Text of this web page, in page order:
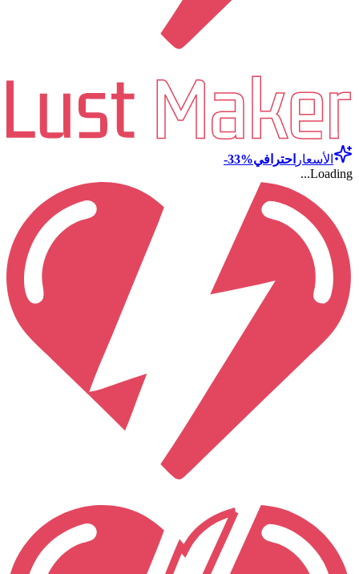
الأسعار احترافي-33%
Loading...